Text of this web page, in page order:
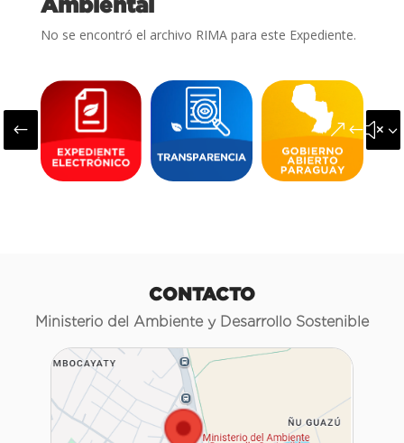
No se encontró el archivo RIMA para este Expediente.
#
CONTACTO
Ministerio del Ambiente y Desarrollo Sostenible